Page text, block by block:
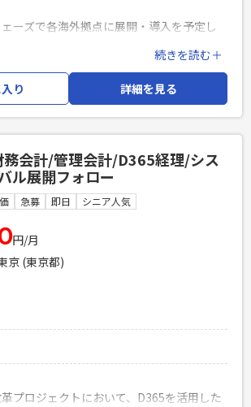
テクニカルサポート、またはキッティング
365（各種管理センター、アカウン
の基本的な運用経験 ・ドキュメント作成
作成など）の経験 <人物像> ・中長期的な
・明るくフットワークが軽く、個々のメ
疎通が図れる方 ・立場に関わらず壁のな
ニケーションが取れる方 ・マルチタスク
レスポンス早く初動を起こせる方 ・自立
、周囲と連携して進めることができる方
サービスの開発経験4年以上
開発経験1年以上
のチームでの開発経験
ーズで各海外拠点に展開・導入を予定し
ルバンクをソウル導入と一体となって推
ーを巻き込み主体的なプロジェクト推進
いです。 【役割】 ・プロジェクト全体進
ル) ・PMO経験(グローバル案件だと尚可)
見 ・金融業務知見
開発経験1年以上
のチームでの開発経験
続きを読む＋
り 詳細を見る
会計/管理会計/D365経理/シス
ル展開フォロー
急募 即日 シニア人気
円/月
京 (東京都)
プロジェクトにおいて、D365を活用した